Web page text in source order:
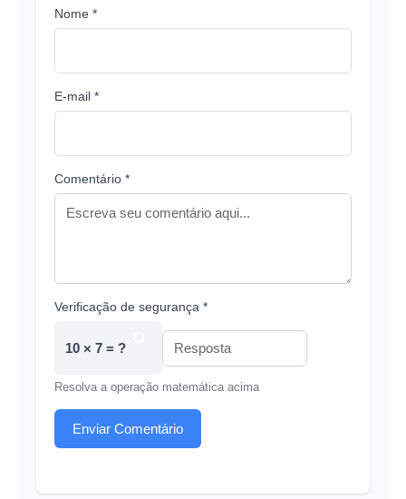
Nome *
E-mail *
Comentário *
Verificação de segurança *
10 × 7 = ?
Resolva a operação matemática acima
Enviar Comentário